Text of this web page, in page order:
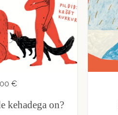
€
kehadega on?